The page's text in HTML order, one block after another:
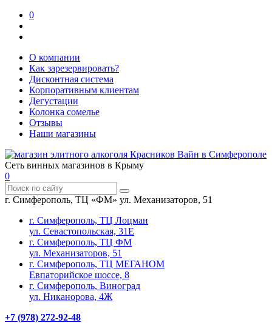
0
О компании
Как зарезервировать?
Дисконтная система
Корпоративным клиентам
Дегустации
Колонка сомелье
Отзывы
Наши магазины
Сеть винных магазинов в Крыму
0
г. Симферополь, ТЦ «ФМ» ул. Механизаторов, 51
г. Симферополь, ТЦ Лоцман
ул. Севастопольская, 31Е
г. Симферополь, ТЦ ФМ
ул. Механизаторов, 51
г. Симферополь, ТЦ МЕГАНОМ
Евпаторийское шоссе, 8
г. Симферополь, Виноград
ул. Никанорова, 4Ж
+7 (978) 272-92-48